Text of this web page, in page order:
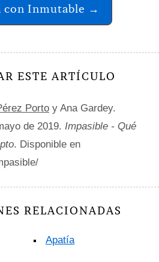
con Inmutable →
ESTE ARTÍCULO
Porto y Ana Gardey.
de 2019. Impasible - Qué
. Disponible en
RELACIONADAS
Apatía